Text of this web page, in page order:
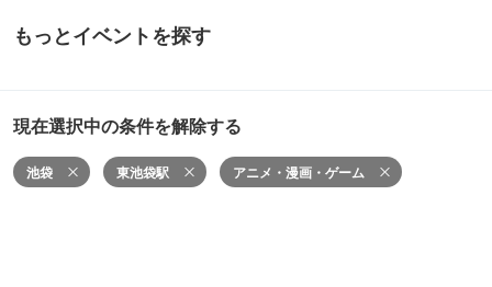
もっとイベントを探す
現在選択中の条件を解除する
池袋 東池袋駅 アニメ・漫画・ゲーム